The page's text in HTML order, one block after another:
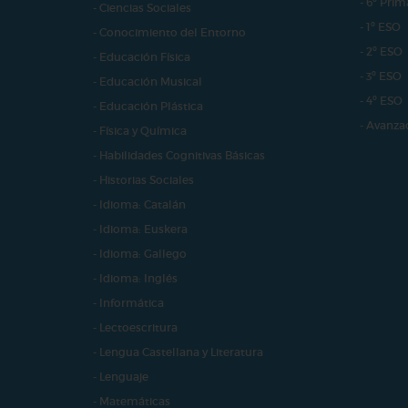
- Ciencias Sociales
- Conocimiento del Entorno
- Educación Física
- Educación Musical
- Educación Plástica
- Física y Química
- Habilidades Cognitivas Básicas
- Historias Sociales
- Idioma: Catalán
- Idioma: Euskera
- Idioma: Gallego
- Idioma: Inglés
- Informática
- Lectoescritura
- Lengua Castellana y Literatura
- Lenguaje
- Matemáticas
- 1º ESO
- 2º ESO
- 3º ESO
- 4º ESO
-